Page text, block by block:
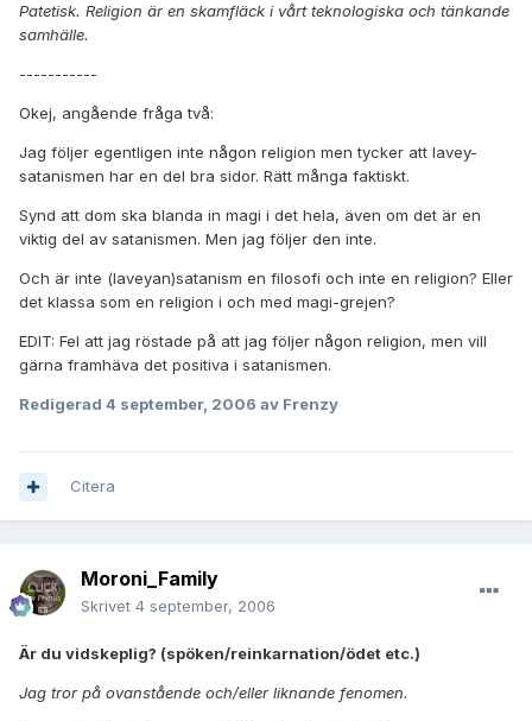
Patetisk. Religion är en skamfläck i vårt teknologiska och tänkande
samhälle.
-----------
Okej, angående fråga två:
Jag följer egentligen inte någon religion men tycker att lavey-
satanismen har en del bra sidor. Rätt många faktiskt.
Synd att dom ska blanda in magi i det hela, även om det är en
viktig del av satanismen. Men jag följer den inte.
Och är inte (laveyan)satanism en filosofi och inte en religion? Eller
det klassa som en religion i och med magi-grejen?
EDIT: Fel att jag röstade på att jag följer någon religion, men vill
gärna framhäva det positiva i satanismen.
Redigerad 4 september, 2006 av Frenzy
Citera
Moroni_Family
Skrivet 4 september, 2006
Är du vidskeplig? (spöken/reinkarnation/ödet etc.)
Jag tror på ovanstående och/eller liknande fenomen.